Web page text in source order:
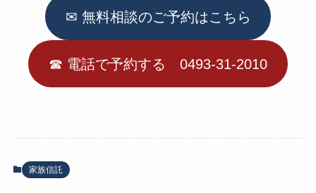
✉ 無料相談のご予約はこちら
☎︎ 電話で予約する 0493-31-2010
家族信託